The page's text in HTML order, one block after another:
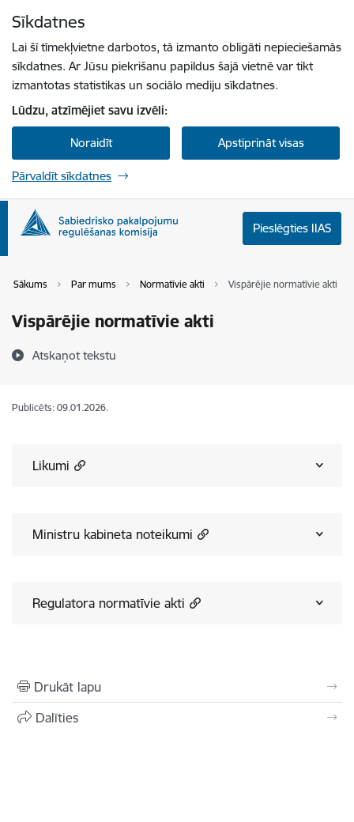
Sīkdatnes
Lai šī tīmekļvietne darbotos, tā izmanto obligāti nepieciešamās
sīkdatnes. Ar Jūsu piekrišanu papildus šajā vietnē var tikt
izmantotas statistikas un sociālo mediju sīkdatnes.
Lūdzu, atzīmējiet savu izvēli:
Noraidīt Apstiprināt visas
Pārvaldīt sīkdatnes
Pieslēgties IIAS
Sākums Par mums Normatīvie akti Vispārējie normatīvie akti
Vispārējie normatīvie akti
Atskaņot tekstu
Publicēts: 09.01.2026.
Likumi
Ministru kabineta noteikumi
Regulatora normatīvie akti
Drukāt lapu
Dalīties